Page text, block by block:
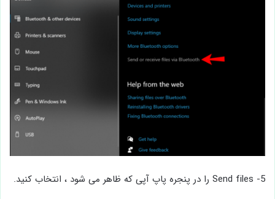
5- Send files را در پنجره پاپ آپی که ظاهر می شود ، انتخاب کنید.